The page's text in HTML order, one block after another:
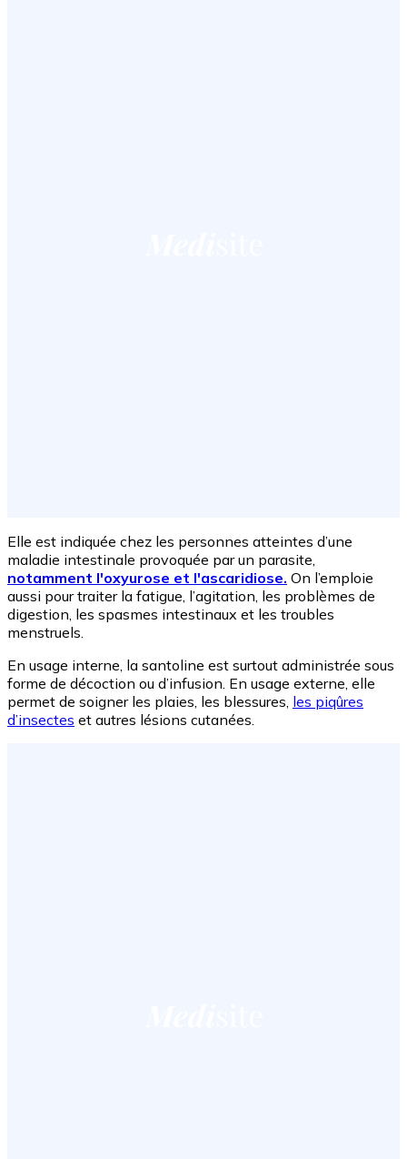
Elle est indiquée chez les personnes atteintes d’une
maladie intestinale provoquée par un parasite,
notamment l'oxyurose et l'ascaridiose. On l’emploie
aussi pour traiter la fatigue, l’agitation, les problèmes de
digestion, les spasmes intestinaux et les troubles
menstruels.
En usage interne, la santoline est surtout administrée sous
forme de décoction ou d’infusion. En usage externe, elle
permet de soigner les plaies, les blessures, les piqûres
d’insectes et autres lésions cutanées.